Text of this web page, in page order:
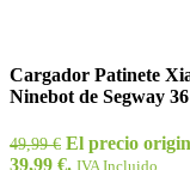
Cargador Patinete
Ninebot de Segway
49,99€ El precio
39,99 €. IVA Incluido